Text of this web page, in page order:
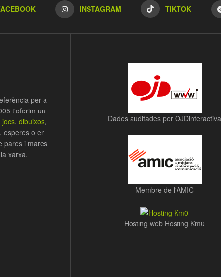
INSTAGRAM TIKTOK
per a
t'oferim un
jocs, dibuixos,
esperes o en
pares i mares
xarxa.
Dades auditades per OJDinteractiva
Membre de l'AMIC
Hosting web Hosting Km0